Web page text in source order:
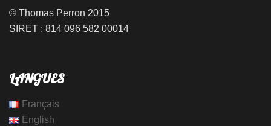
© Thomas Perron 2015
SIRET : 814 096 582 00014
LANGUES
Français
English